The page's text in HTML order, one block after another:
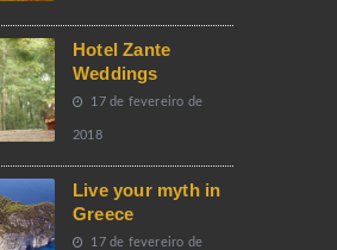
Hotel Zante
Weddings
17 de fevereiro de
2018
Live your myth in
Greece
17 de fevereiro de